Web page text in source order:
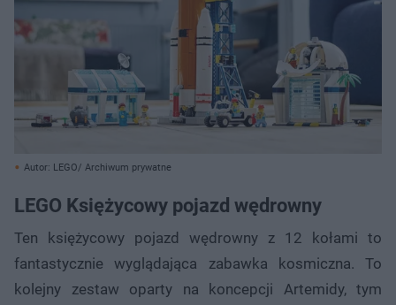
Autor: LEGO/ Archiwum prywatne
LEGO Księżycowy pojazd wędrowny
Ten księżycowy pojazd wędrowny z 12 kołami to
fantastycznie wyglądająca zabawka kosmiczna. To
kolejny zestaw oparty na koncepcji Artemidy, tym